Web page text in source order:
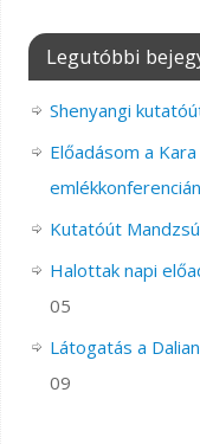
Legutóbbi
Shenyangi
Előadásom a
emlékkonferencián
Kutatóút
Halottak napi
05
Látogatás a
09